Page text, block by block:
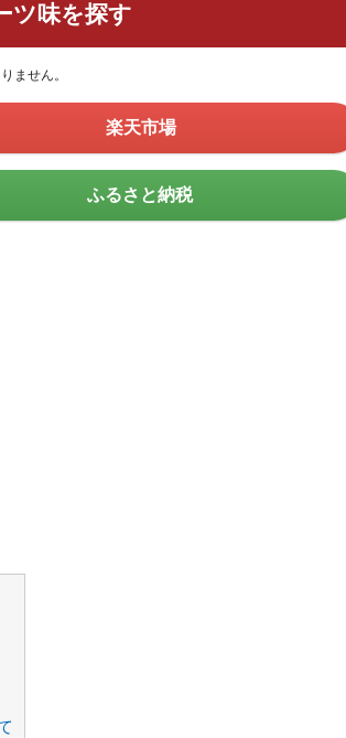
ツ味を探す
ません。
楽天市場
ふるさと納税